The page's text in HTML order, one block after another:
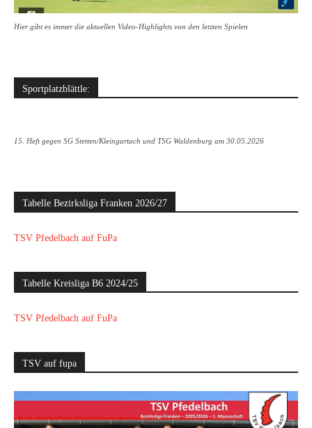
Hier gibt es immer die aktuellen Video-Highlights von den letzten Spielen
Sportplatzblättle:
15. Heft gegen SG Stetten/Kleingartach und TSG Waldenburg am 30.05.2026
Tabelle Bezirksliga Franken 2026/27
TSV Pfedelbach auf FuPa
Tabelle Kreisliga B6 2024/25
TSV Pfedelbach auf FuPa
TSV auf fupa